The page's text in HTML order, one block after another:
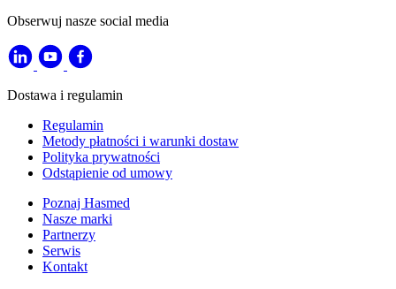
Obserwuj nasze social media
Dostawa i regulamin
Regulamin
Metody płatności i warunki dostaw
Polityka prywatności
Odstąpienie od umowy
Poznaj Hasmed
Nasze marki
Partnerzy
Serwis
Kontakt